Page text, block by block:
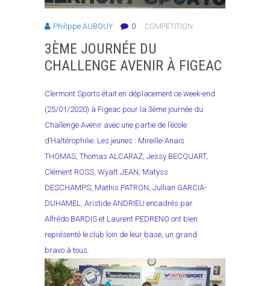
Philippe AUBOUY 0 COMPÉTITION
3ÈME JOURNÉE DU
CHALLENGE AVENIR À FIGEAC
Clermont Sports était en déplacement ce week-end
(25/01/2020) à Figeac pour la 3ème journée du
Challenge Avenir avec une partie de l’école
d’Haltérophilie. Les jeunes : Mireille-Anaïs
THOMAS, Thomas ALCARAZ, Jessy BECQUART,
Clément ROSS, Wyatt JEAN, Matyss
DESCHAMPS, Mathis PATRON, Jullian GARCIA-
DUHAMEL, Aristide ANDRIEU encadrés par
Alfrédo BARDIS et Laurent PEDRENO ont bien
représenté le club loin de leur base, un grand
bravo à tous.